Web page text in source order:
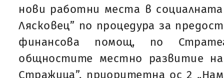
нови работни места в
Лясковец” по процедура за
финансова помощ, по
общностите местно развитие
Стражица”, приоритетна ос 2